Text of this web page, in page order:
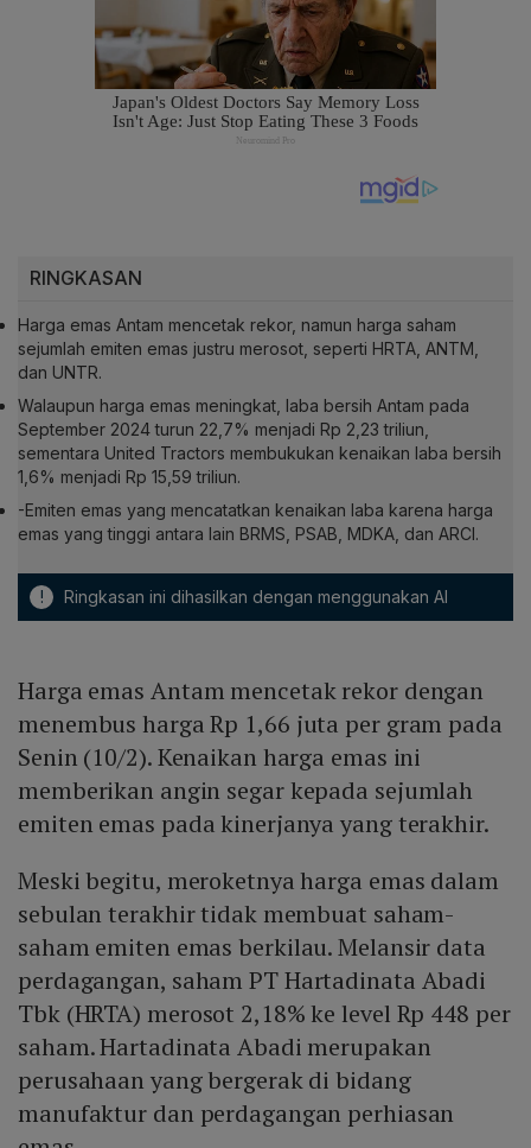
RINGKASAN
Harga emas Antam mencetak rekor, namun harga saham
sejumlah emiten emas justru merosot, seperti HRTA, ANTM,
dan UNTR.
Walaupun harga emas meningkat, laba bersih Antam pada
September 2024 turun 22,7% menjadi Rp 2,23 triliun,
sementara United Tractors membukukan kenaikan laba bersih
1,6% menjadi Rp 15,59 triliun.
-Emiten emas yang mencatatkan kenaikan laba karena harga
emas yang tinggi antara lain BRMS, PSAB, MDKA, dan ARCI.
! Ringkasan ini dihasilkan dengan menggunakan AI
Harga emas Antam mencetak rekor dengan
menembus harga Rp 1,66 juta per gram pada
Senin (10/2). Kenaikan harga emas ini
memberikan angin segar kepada sejumlah
emiten emas pada kinerjanya yang terakhir.
Meski begitu, meroketnya harga emas dalam
sebulan terakhir tidak membuat saham-
saham emiten emas berkilau. Melansir data
perdagangan, saham PT Hartadinata Abadi
Tbk (HRTA) merosot 2,18% ke level Rp 448 per
saham. Hartadinata Abadi merupakan
perusahaan yang bergerak di bidang
manufaktur dan perdagangan perhiasan